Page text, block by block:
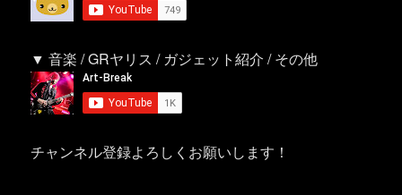
▼ 音楽 / GRヤリス / ガジェット紹介 / その他
チャンネル登録よろしくお願いします！